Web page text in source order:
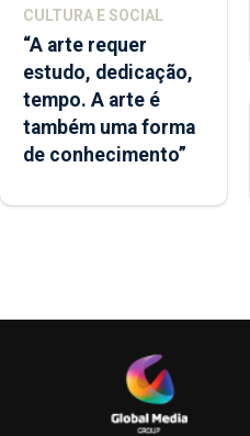
CULTURA E SOCIAL
“A arte requer
estudo, dedicação,
tempo. A arte é
também uma forma
de conhecimento”